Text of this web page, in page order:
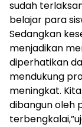
sudah
belajar para
Sedangkan
menjadikan
diperhatikan
mendukung
meningkat.
dibangun oleh